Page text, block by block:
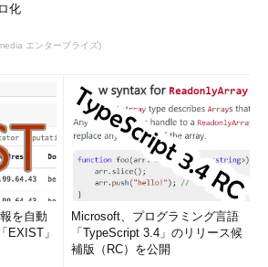
化
エンタープライズ)
を自動
EXIST」
Microsoft、プログラミング言語
「TypeScript 3.4」のリリース候
補版（RC）を公開